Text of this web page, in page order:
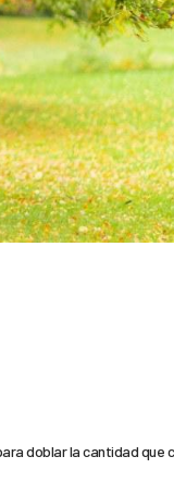
doblar la cantidad que